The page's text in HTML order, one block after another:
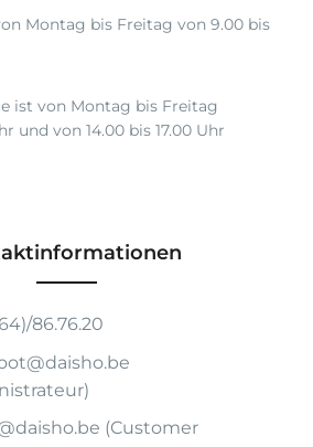
Montag bis Freitag von 9.00 bis
ist von Montag bis Freitag
und von 14.00 bis 17.00 Uhr
86.76.20
(Customer